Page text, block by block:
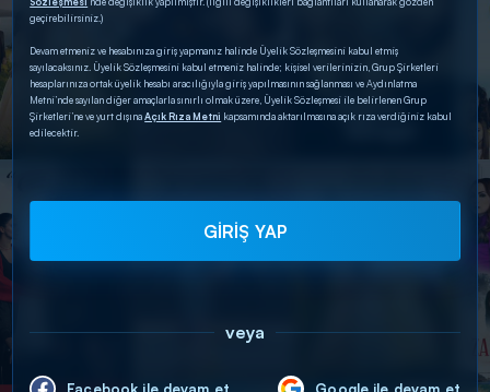
geçirebilirsiniz.)
Devam etmeniz ve hesabınıza giriş yapmanız halinde Üyelik Sözleşmesini kabul etmiş
sayılacaksınız. Üyelik Sözleşmesini kabul etmeniz halinde; kişisel verilerinizin, Grup Şirketleri
hesaplarınıza ortak üyelik hesabı aracılığıyla giriş yapılmasının sağlanması ve Aydınlatma
Metni’nde sayılan diğer amaçlarla sınırlı olmak üzere, Üyelik Sözleşmesi ile belirlenen Grup
Şirketleri’ne ve yurt dışınaAçık Rıza Metni kapsamında aktarılmasına açık rıza verdiğiniz kabul
edilecektir.
GİRİŞ YAP
veya